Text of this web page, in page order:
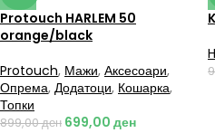
Protouch HARLEM 50
orange/black
Protouch, Мажи, Аксесоари,
Опрема, Додатоци, Кошарка,
Топки
899,00ден 699,00 ден